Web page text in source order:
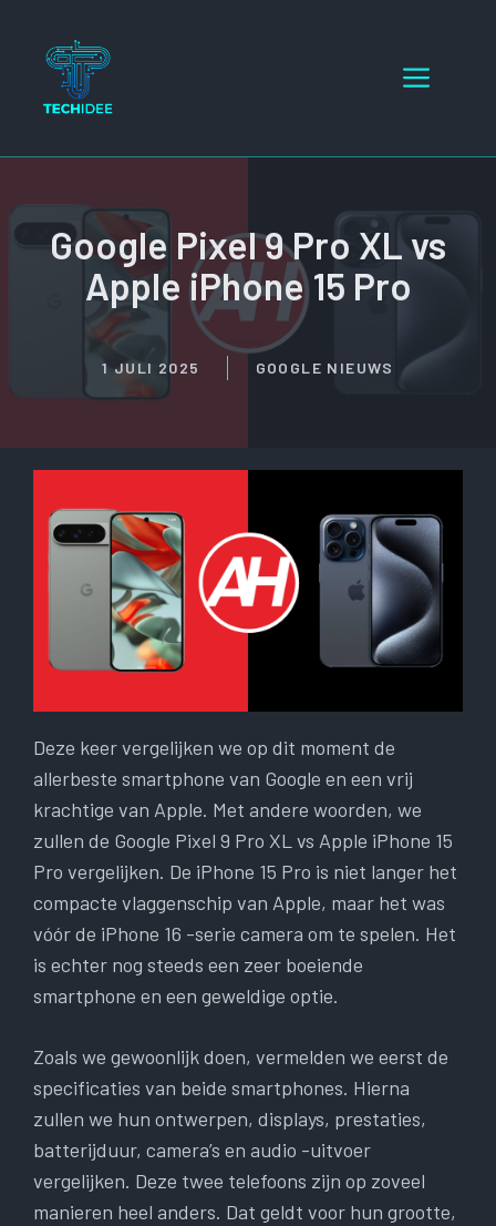
inhoud
Menu
Google Pixel 9 Pro XL vs
Apple iPhone 15 Pro
1 JULI 2025 GOOGLE NIEUWS
Deze keer vergelijken we op dit moment de
allerbeste smartphone van Google en een vrij
krachtige van Apple. Met andere woorden, we
zullen de Google Pixel 9 Pro XL vs Apple iPhone 15
Pro vergelijken. De iPhone 15 Pro is niet langer het
compacte vlaggenschip van Apple, maar het was
vóór de iPhone 16 -serie camera om te spelen. Het
is echter nog steeds een zeer boeiende
smartphone en een geweldige optie.
Zoals we gewoonlijk doen, vermelden we eerst de
specificaties van beide smartphones. Hierna
zullen we hun ontwerpen, displays, prestaties,
batterijduur, camera’s en audio -uitvoer
vergelijken. Deze twee telefoons zijn op zoveel
manieren heel anders. Dat geldt voor hun grootte,